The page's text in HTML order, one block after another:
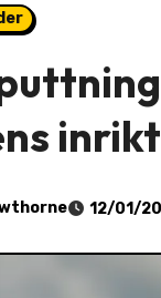
12/01/